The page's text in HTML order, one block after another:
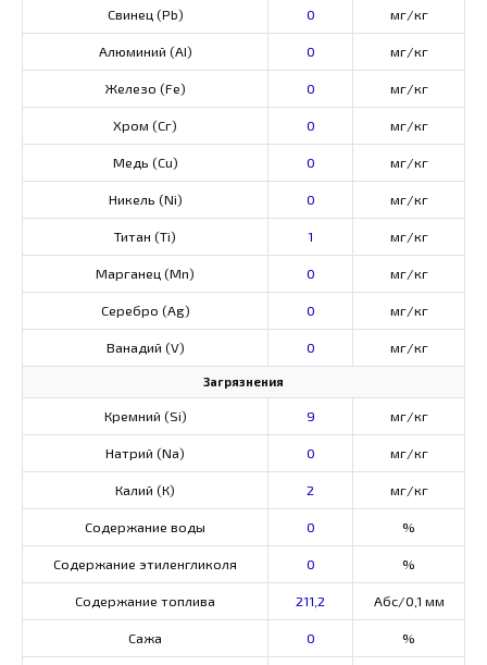
Свинец (Pb) 0 мг/кг
Алюминий (AI) 0 мг/кг
Железо (Fe) 0 мг/кг
Хром (Сг) 0 мг/кг
Медь (Cu) 0 мг/кг
Никель (Ni) 0 мг/кг
Титан (Ti) 1 мг/кг
Марганец (Mn) 0 мг/кг
Серебро (Ag) 0 мг/кг
Ванадий (V) 0 мг/кг
Загрязнения
Кремний (Si) 9 мг/кг
Натрий (Na) 0 мг/кг
Калий (К) 2 мг/кг
Содержание воды 0 %
Содержание этиленгликоля 0 %
Содержание топлива 211,2 Абс/0,1 мм
Сажа 0 %